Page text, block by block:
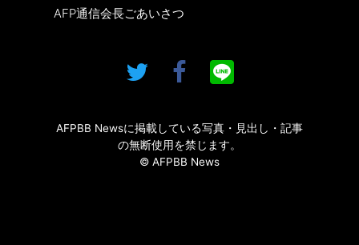
AFP通信会長ごあいさつ
AFPBB Newsに掲載している写真・見出し・記事
の無断使用を禁じます。
© AFPBB News